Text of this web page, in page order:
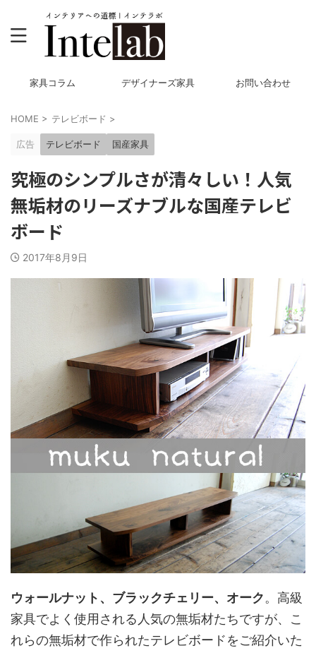
家具コラム デザイナーズ家具 お問い合わせ
HOME > テレビボード >
広告 テレビボード 国産家具
究極のシンプルさが清々しい！人気
無垢材のリーズナブルな国産テレビ
ボード
2017年8月9日
ウォールナット、ブラックチェリー、オーク。高級
家具でよく使用される人気の無垢材たちですが、こ
れらの無垢材で作られたテレビボードをご紹介いた